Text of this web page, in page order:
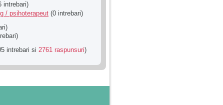
intrebari)
/ psihoterapeut (0 intrebari)
intrebari si 2761 raspunsuri)